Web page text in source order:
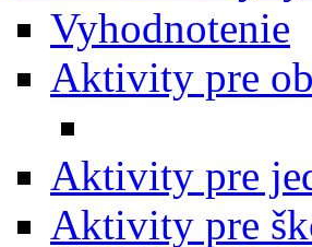
Vyhodnotenie
Aktivity pre
Aktivity pre
Aktivity pre